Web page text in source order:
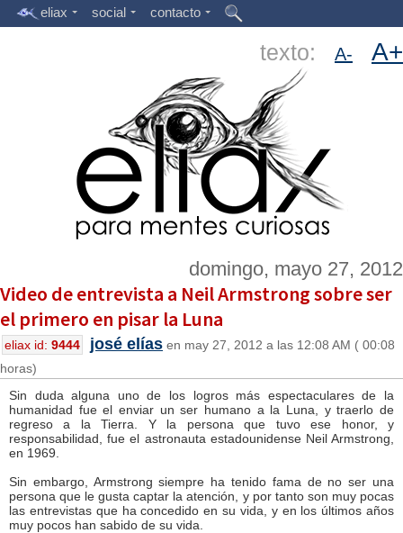
eliax social contacto
texto: A- A+
domingo, mayo 27, 2012
Video de entrevista a Neil Armstrong sobre ser
el primero en pisar la Luna
eliax id: 9444 josé elías en may 27, 2012 a las 12:08 AM ( 00:08
horas)
Sin duda alguna uno de los logros más espectaculares de la
humanidad fue el enviar un ser humano a la Luna, y traerlo de
regreso a la Tierra. Y la persona que tuvo ese honor, y
responsabilidad, fue el astronauta estadounidense Neil Armstrong,
en 1969.
Sin embargo, Armstrong siempre ha tenido fama de no ser una
persona que le gusta captar la atención, y por tanto son muy pocas
las entrevistas que ha concedido en su vida, y en los últimos años
muy pocos han sabido de su vida.